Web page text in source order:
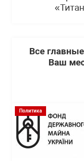
Все
Ваш
Политика